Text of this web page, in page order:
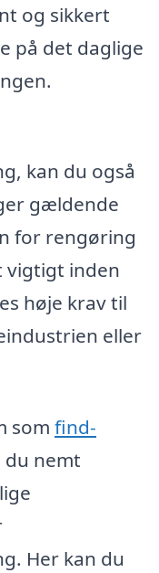
og sikkert
på det daglige
kan du også
gældende
for rengøring
vigtigt inden
høje krav til
eller
som find-
du nemt
Her kan du